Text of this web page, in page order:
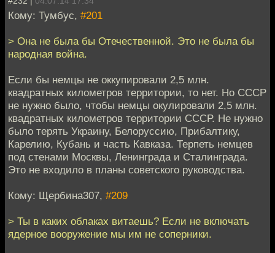
Кому: Тумбус, #201
> Она не была бы Отечественной. Это не была бы
народная война.
Если бы немцы не оккупировали 2,5 млн.
квадратных километров территории, то нет. Но СССР
не нужно было, чтобы немцы окулировали 2,5 млн.
квадратных километров территории СССР. Не нужно
было терять Украину, Белоруссию, Прибалтику,
Карелию, Кубань и часть Кавказа. Терпеть немцев
под стенами Москвы, Ленинграда и Сталинграда.
Это не входило в планы советского руководства.
Кому: Щербина307, #209
> Ты в каких облаках витаешь? Если не включать
ядерное вооружение мы им не соперники.